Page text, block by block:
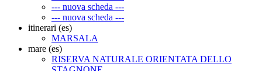
--- nuova scheda ---
--- nuova scheda ---
itinerari (es)
MARSALA
mare (es)
RISERVA NATURALE ORIENTATA DELLO